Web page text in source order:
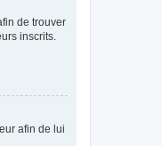
de trouver
inscrits.
afin de lui